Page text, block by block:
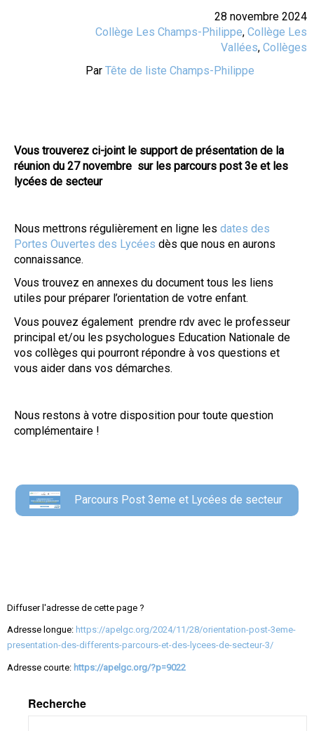
28 novembre 2024
Collège Les Champs-Philippe, Collège Les
Vallées, Collèges
Par Tête de liste Champs-Philippe
Vous trouverez ci-joint le support de présentation de la
réunion du 27 novembre sur les parcours post 3e et les
lycées de secteur
Nous mettrons régulièrement en ligne les dates des
Portes Ouvertes des Lycées dès que nous en aurons
connaissance.
Vous trouvez en annexes du document tous les liens
utiles pour préparer l’orientation de votre enfant.
Vous pouvez également prendre rdv avec le professeur
principal et/ou les psychologues Education Nationale de
vos collèges qui pourront répondre à vos questions et
vous aider dans vos démarches.
Nous restons à votre disposition pour toute question
complémentaire !
Parcours Post 3eme et Lycées de secteur
Diffuser l'adresse de cette page ?
Adresse longue: https://apelgc.org/2024/11/28/orientation-post-3eme-
presentation-des-differents-parcours-et-des-lycees-de-secteur-3/
Adresse courte: https://apelgc.org/?p=9022
Recherche